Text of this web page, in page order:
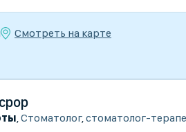
Смотреть на карте
,Стоматолог,стоматолог-